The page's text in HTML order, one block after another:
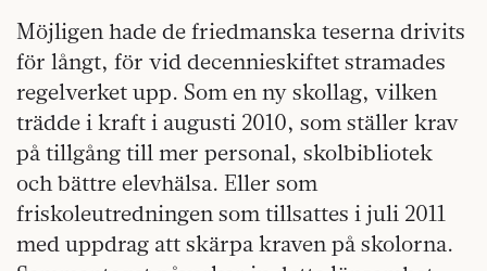
Möjligen hade de friedmanska teserna drivits
för långt, för vid decennieskiftet stramades
regelverket upp. Som en ny skollag, vilken
trädde i kraft i augusti 2010, som ställer krav
på tillgång till mer personal, skolbibliotek
och bättre elevhälsa. Eller som
friskoleutredningen som tillsattes i juli 2011
med uppdrag att skärpa kraven på skolorna.